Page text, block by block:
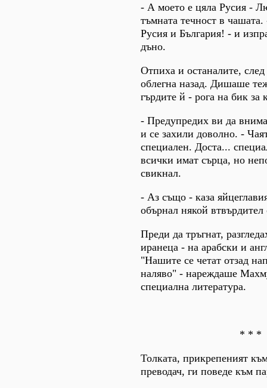
- А моето е цяла Русия -
тъмната течност в
Русия и България! - и
дъно.
Отпиха и останалите,
облегна назад. Дишаше
гърдите й - рога на бик за
- Предупредих ви да
и се захили доволно. -
специален. Доста...
всички имат сърца, но
свикнал.
- Аз също - каза
обърнал някой втвърдител
Преди да тръгнат,
иранеца - на арабски и
"Нашите се четат отзад
наляво" - нареждаше
специална литература.
* * *
Толката, прикрепеният
преводач, ги поведе към